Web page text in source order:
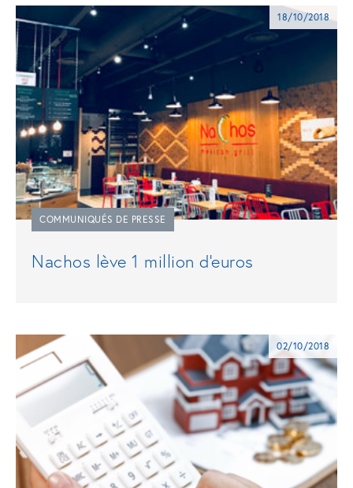
18/10/2018
COMMUNIQUÉS DE PRESSE
Nachos lève 1 million d'euros
02/10/2018